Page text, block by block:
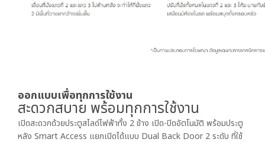
ออกแบบเพื่อทุกการใช้งาน
สะดวกสบาย พร้อมทุกการใช้งาน
เปิดสะดวกด้วยประตูสไลด์ไฟฟ้าทั้ง 2 ข้าง เปิด-ปิดอัตโนมัติ พร้อมประตู
หลัง Smart Access แยกเปิดได้แบบ Dual Back Door 2 ระดับ ที่ใช้